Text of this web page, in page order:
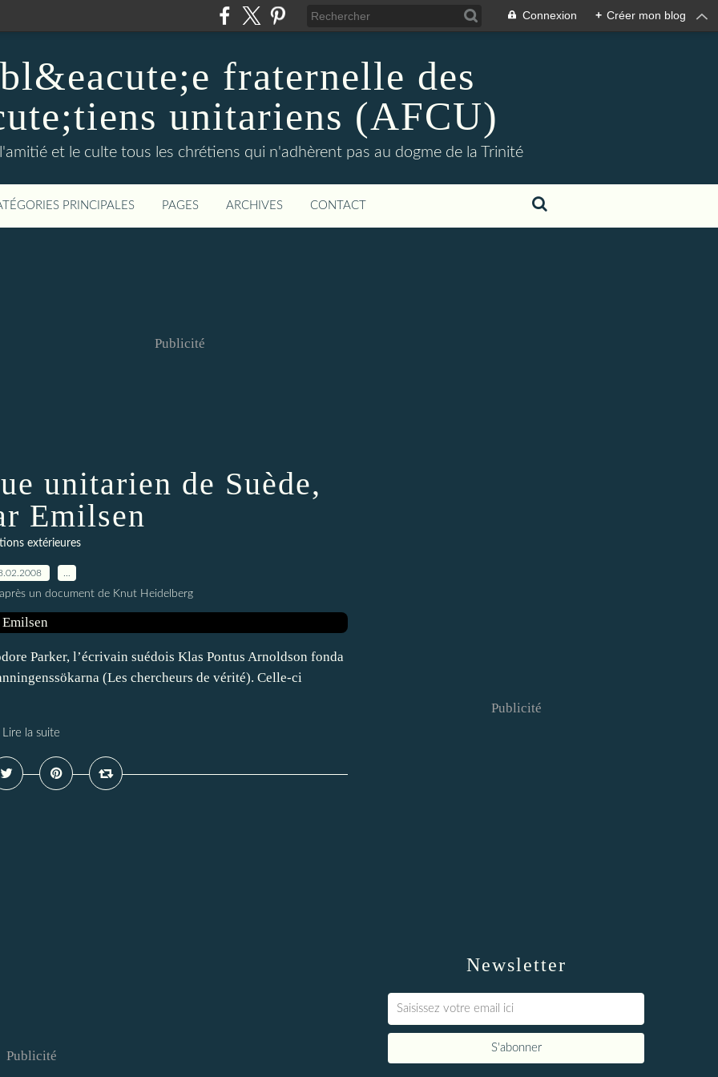
Connexion + Créer mon blog
fraternelle des
unitariens (AFCU)
et le culte tous les chrétiens qui n'adhèrent pas au dogme de la Trinité
PRINCIPALES PAGES ARCHIVES CONTACT
Publicité
unitarien de Suède,
Emilsen
extérieures
un document de Knut Heidelberg
Parker, l’écrivain suédois Klas Pontus Arnoldson fonda
(Les chercheurs de vérité). Celle-ci
Lire la suite
Publicité
Newsletter
Publicité